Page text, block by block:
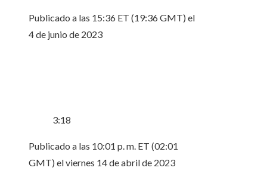
Publicado a las 15:36 ET (19:36 GMT) el
4 de junio de 2023
3:18
Publicado a las 10:01 p. m. ET (02:01
GMT) el viernes 14 de abril de 2023